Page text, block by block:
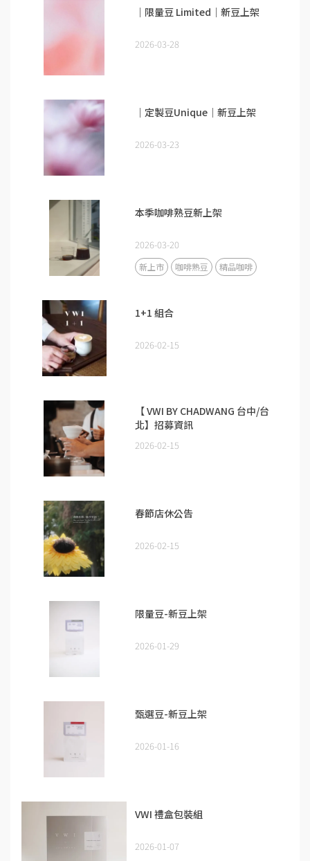
｜限量豆 Limited｜新豆上架
2026-03-28
｜定製豆Unique｜新豆上架
2026-03-23
本季咖啡熟豆新上架
2026-03-20
新上市 咖啡熟豆 精品咖啡
1+1 組合
2026-02-15
【 VWI BY CHADWANG 台中/台
北】招募資訊
2026-02-15
春節店休公告
2026-02-15
限量豆-新豆上架
2026-01-29
甄選豆-新豆上架
2026-01-16
VWI 禮盒包裝組
2026-01-07